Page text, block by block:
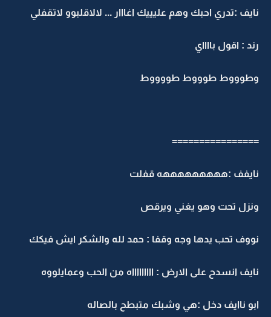
نايف :تدري احبك وهم عليييك اغااار ... لالاقلبوو لاتقفلي
رند : اقول بااااي
وطوووط طوووط طووووط
================
نايفف :هههههههههه قفلت
ونزل تحت وهو يغني ويرقص
نووف تحب يدها وجه وقفا : حمد لله والشكر ايش فيكك
نايف انسدح على الارض : اااااااااه من الحب وعمايلووه
ابو ناايف دخل :هي وشبك متبطح بالصاله